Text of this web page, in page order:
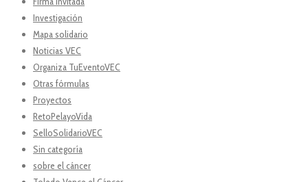
Investigación
Mapa solidario
Noticias VEC
Organiza TuEventoVEC
Otras fórmulas
Proyectos
RetoPelayoVida
SelloSolidarioVEC
Sin categoría
sobre el cáncer